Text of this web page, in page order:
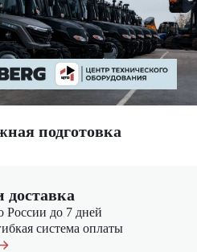
уплотнения, надежность
обращайтесь к
подготовка
доставка
России до 7 дней
система оплаты